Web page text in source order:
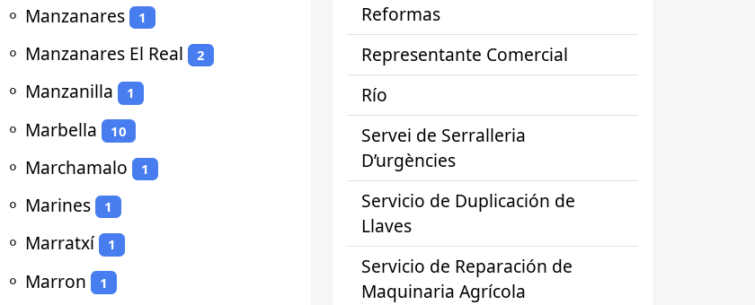
⚬ Manzanares 1
⚬ Manzanares El Real 2
⚬ Manzanilla 1
⚬ Marbella 10
⚬ Marchamalo 1
⚬ Marines 1
⚬ Marratxí 1
⚬ Marron 1
Reformas
Representante Comercial
Río
Servei de Serralleria
D’urgències
Servicio de Duplicación de
Llaves
Servicio de Reparación de
Maquinaria Agrícola